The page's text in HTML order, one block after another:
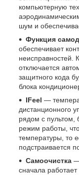
компьютерную
шум и
Функция
обеспечивает
неисправностей.
отключается
защитного кода
блока
IFeel —
дистанционного
рядом с пультом,
режим работы,
температуры, то
подстраивается
Самоочистка —
сначала